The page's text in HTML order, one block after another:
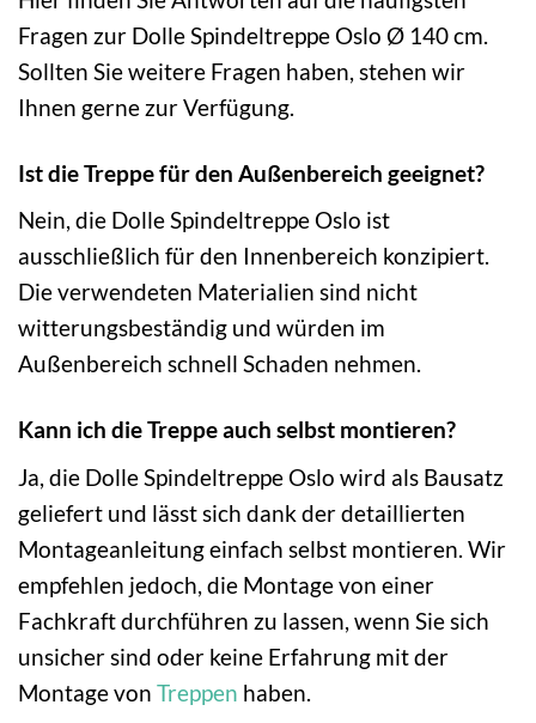
Fragen zur Dolle Spindeltreppe Oslo Ø 140 cm.
Sollten Sie weitere Fragen haben, stehen wir
Ihnen gerne zur Verfügung.
Ist die Treppe für den Außenbereich geeignet?
Nein, die Dolle Spindeltreppe Oslo ist
ausschließlich für den Innenbereich konzipiert.
Die verwendeten Materialien sind nicht
witterungsbeständig und würden im
Außenbereich schnell Schaden nehmen.
Kann ich die Treppe auch selbst montieren?
Ja, die Dolle Spindeltreppe Oslo wird als Bausatz
geliefert und lässt sich dank der detaillierten
Montageanleitung einfach selbst montieren. Wir
empfehlen jedoch, die Montage von einer
Fachkraft durchführen zu lassen, wenn Sie sich
unsicher sind oder keine Erfahrung mit der
Montage von Treppen haben.